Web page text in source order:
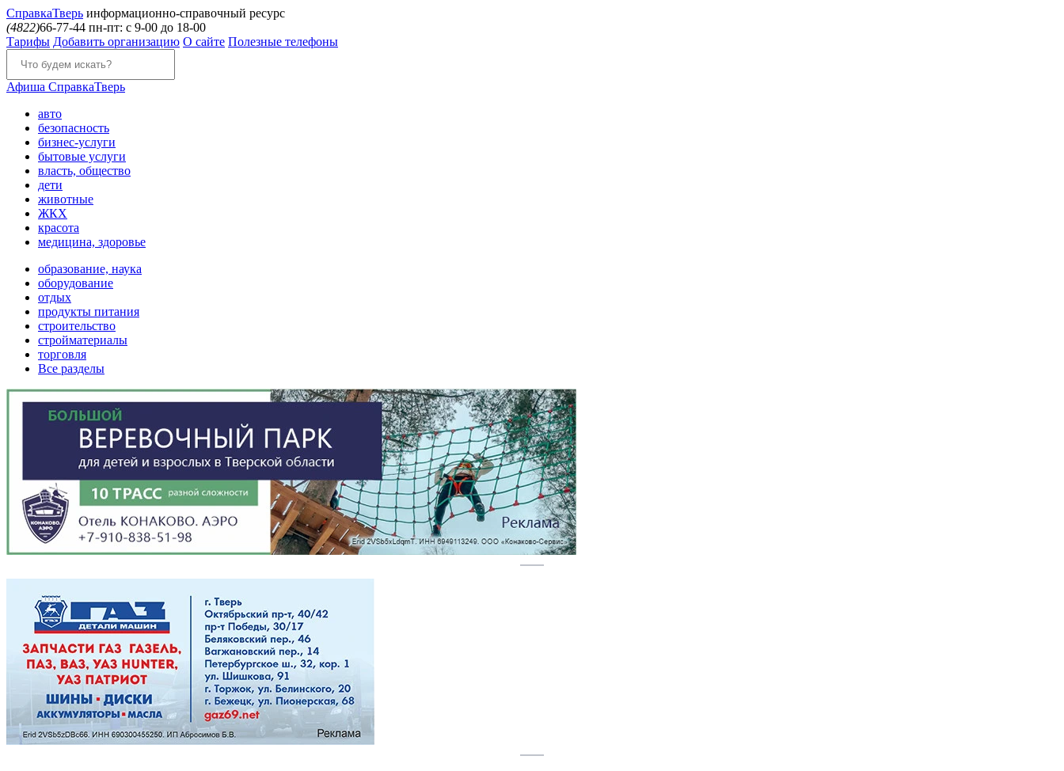
СправкаТверь информационно-справочный ресурс
(4822)66-77-44 пн-пт: с 9-00 до 18-00
Тарифы Добавить организацию О сайте Полезные телефоны
Афиша СправкаТверь
авто
безопасность
бизнес-услуги
бытовые услуги
власть, общество
дети
животные
ЖКХ
красота
медицина, здоровье
образование, наука
оборудование
отдых
продукты питания
строительство
стройматериалы
торговля
Все разделы